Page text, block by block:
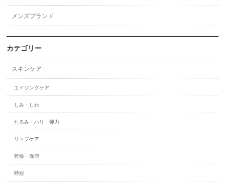
メンズブランド
カテゴリー
スキンケア
エイジングケア
しみ・しわ
たるみ・ハリ・弾力
リップケア
乾燥・保湿
時短